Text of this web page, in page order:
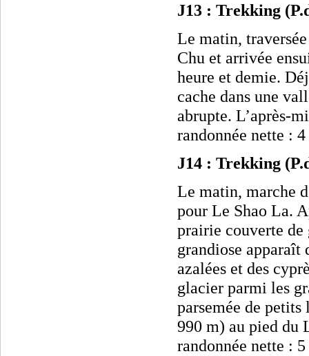
J13 : Trekking
Le matin,
Chu et arrivée
heure et demie.
cache dans une
abrupte. L’après-
randonnée nette :
J14 : Trekking
Le matin, marche
pour Le Shao La.
prairie couverte de
grandiose apparaît
azalées et des
glacier parmi les
parsemée de
990 m) au pied du
randonnée nette :